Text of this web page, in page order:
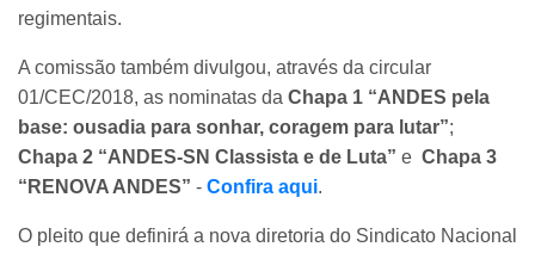
regimentais.
A comissão também divulgou, através da circular
01/CEC/2018, as nominatas da Chapa 1 “ANDES pela
base: ousadia para sonhar, coragem para lutar”;
Chapa 2 “ANDES-SN Classista e de Luta” e Chapa 3
“RENOVA ANDES” - Confira aqui.
O pleito que definirá a nova diretoria do Sindicato Nacional